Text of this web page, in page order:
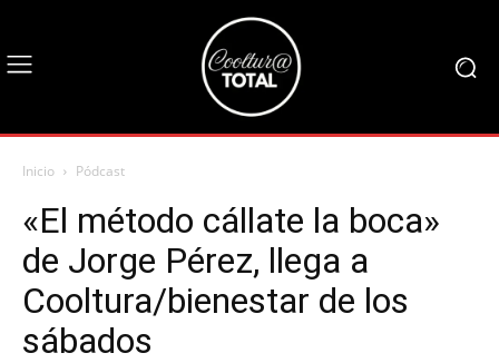
Inicio Pódcast
«El método cállate la boca»
de Jorge Pérez, llega a
Cooltura/bienestar de los
sábados